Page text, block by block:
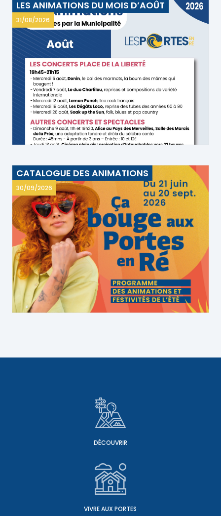
LES ANIMATIONS DU MOIS D’AOÛT
31/08/2026
CATALOGUE DES ANIMATIONS
30/09/2026
DÉCOUVRIR
VIVRE AUX PORTES